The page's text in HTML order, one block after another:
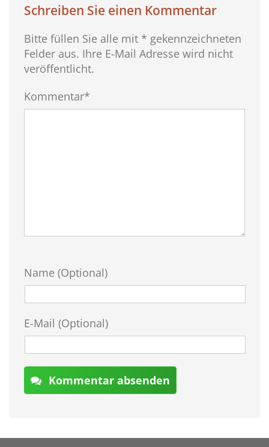
Schreiben Sie einen Kommentar
Bitte füllen Sie alle mit * gekennzeichneten
Felder aus. Ihre E-Mail Adresse wird nicht
veröffentlicht.
Kommentar*
Name (Optional)
E-Mail (Optional)
Kommentar absenden